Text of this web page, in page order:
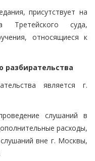
присутствует на
Третейского суда,
относящиеся к
разбирательства
является г.
слушаний в
расходы,
вне г. Москвы,